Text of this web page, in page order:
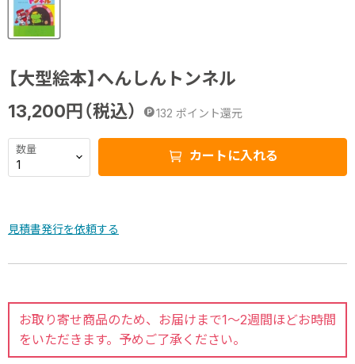
【大型絵本】へんしんトンネル
13,200円（税込） 132 ポイント還元
数量 カートに入れる
見積書発行を依頼する
お取り寄せ商品のため、お届けまで1～2週間ほどお時間
をいただきます。予めご了承ください。